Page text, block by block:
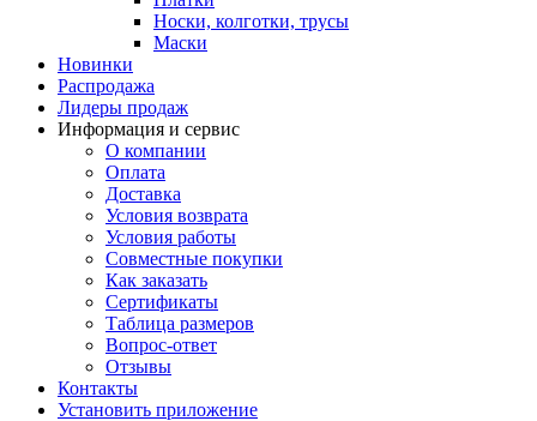
Носки, колготки, трусы
Маски
Новинки
Распродажа
Лидеры продаж
Информация и сервис
О компании
Оплата
Доставка
Условия возврата
Условия работы
Совместные покупки
Как заказать
Сертификаты
Таблица размеров
Вопрос-ответ
Отзывы
Контакты
Установить приложение